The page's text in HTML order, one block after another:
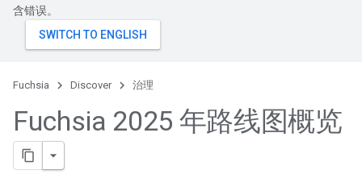
含错误。
Fuchsia Discover 治理
Fuchsia 2025 年路线图概览